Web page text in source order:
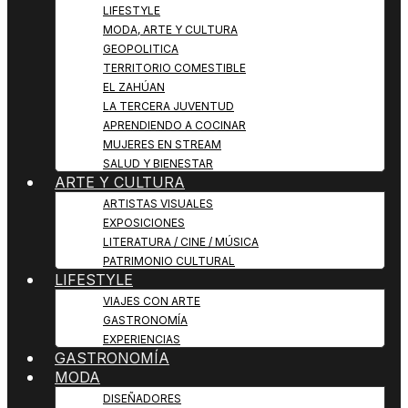
LIFESTYLE
MODA, ARTE Y CULTURA
GEOPOLITICA
TERRITORIO COMESTIBLE
EL ZAHÚAN
LA TERCERA JUVENTUD
APRENDIENDO A COCINAR
MUJERES EN STREAM
SALUD Y BIENESTAR
ARTE Y CULTURA
ARTISTAS VISUALES
EXPOSICIONES
LITERATURA / CINE / MÚSICA
PATRIMONIO CULTURAL
LIFESTYLE
VIAJES CON ARTE
GASTRONOMÍA
EXPERIENCIAS
GASTRONOMÍA
MODA
DISEÑADORES